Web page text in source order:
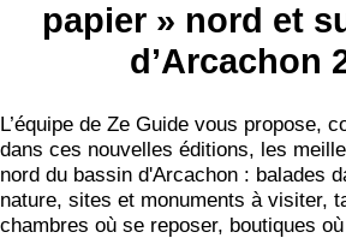
papier » nord et
d’Arcachon
L’équipe de Ze Guide vous propose,
dans ces nouvelles éditions, les
nord du bassin d'Arcachon : balades
nature, sites et monuments à visiter,
chambres où se reposer, boutiques